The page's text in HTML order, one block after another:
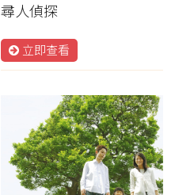
尋人偵探
立即查看